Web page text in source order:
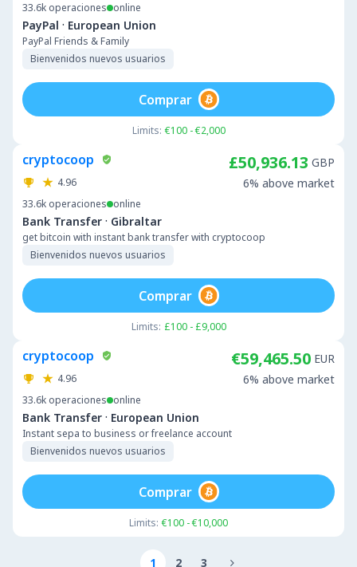
33.6k operaciones online
PayPal · European Union
PayPal Friends & Family
Bienvenidos nuevos usuarios
Limits: €100 - €2,000
Comprar
cryptocoop
4.96
33.6k operaciones online
Bank Transfer · Gibraltar
get bitcoin with instant bank transfer with cryptocoop
Bienvenidos nuevos usuarios
£50,936.13 GBP
6% above market
Limits: £100 - £9,000
Comprar
cryptocoop
4.96
33.6k operaciones online
Bank Transfer · European Union
Instant sepa to business or freelance account
Bienvenidos nuevos usuarios
€59,465.50 EUR
6% above market
Limits: €100 - €10,000
Comprar
1 2 3 